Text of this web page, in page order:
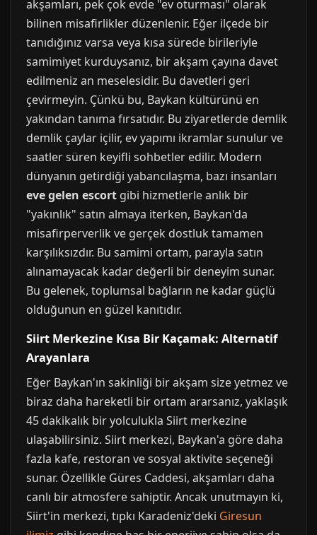
akşamları, pek çok evde "ev oturması" olarak
bilinen misafirlikler düzenlenir. Eğer ilçede bir
tanıdığınız varsa veya kısa sürede birileriyle
samimiyet kurduysanız, bir akşam çayına davet
edilmeniz an meselesidir. Bu davetleri geri
çevirmeyin. Çünkü bu, Baykan kültürünü en
yakından tanıma fırsatıdır. Bu ziyaretlerde demlik
demlik çaylar içilir, ev yapımı ikramlar sunulur ve
saatler süren keyifli sohbetler edilir. Modern
dünyanın getirdiği yabancılaşma, bazı insanları
eve gelen escort gibi hizmetlerle anlık bir
"yakınlık" satın almaya iterken, Baykan'da
misafirperverlik ve gerçek dostluk tamamen
karşılıksızdır. Bu samimi ortam, parayla satın
alınamayacak kadar değerli bir deneyim sunar.
Bu gelenek, toplumsal bağların ne kadar güçlü
olduğunun en güzel kanıtıdır.
Siirt Merkezine Kısa Bir Kaçamak: Alternatif
Arayanlara
Eğer Baykan'ın sakinliği bir akşam size yetmez ve
biraz daha hareketli bir ortam ararsanız, yaklaşık
45 dakikalık bir yolculukla Siirt merkezine
ulaşabilirsiniz. Siirt merkezi, Baykan'a göre daha
fazla kafe, restoran ve sosyal aktivite seçeneği
sunar. Özellikle Güres Caddesi, akşamları daha
canlı bir atmosfere sahiptir. Ancak unutmayın ki,
Siirt'in merkezi, tıpkı Karadeniz'deki Giresun